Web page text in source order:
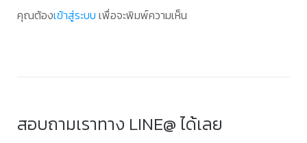
คุณต้องเข้าสู่ระบบ เพื่อจะพิมพ์ความเห็น
สอบถามเราทาง LINE@ ได้เลย